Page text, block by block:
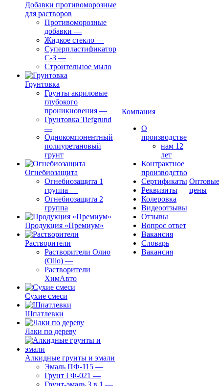
Добавки противоморозные
для растворов
Противоморозные
добавки —
Жидкое стекло —
Суперпластификатор
С-3 —
Строительное мыло
Грунтовка
Грунты акриловые
глубокого
проникновения —
Грунтовка Tiefgrund
—
Однокомпонентный
полиуретановый
грунт
Огнебиозащита
Огнебиозащита 1
группа —
Огнебиозащита 2
группа
Продукция «Премиум»
Растворители
Растворители Олио
(Olio) —
Растворители
ХимАвто
Сухие смеси
Шпатлевки
Лаки по дереву
Алкидные грунты и эмали
Эмаль ПФ-115 —
Грунт ГФ-021 —
Грунт-эмаль 3 в 1 —
Компания
О
производстве
нам 12
лет
Контрактное
производство
Сертификаты
Реквизиты
Колеровка
Видеоотзывы
Отзывы
Вопрос ответ
Вакансия
Словарь
Вакансия
Оптовые
цены